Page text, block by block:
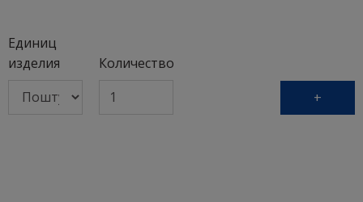
Единиц
изделия
Количество
+